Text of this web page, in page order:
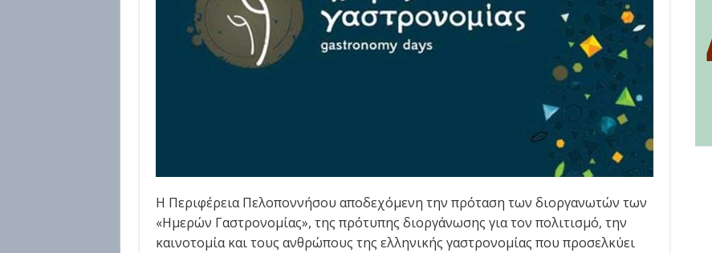
Η Περιφέρεια Πελοποννήσου αποδεχόμενη την πρόταση των διοργανωτών των
«Ημερών Γαστρονομίας», της πρότυπης διοργάνωσης για τον πολιτισμό, την
καινοτομία και τους ανθρώπους της ελληνικής γαστρονομίας που προσελκύει